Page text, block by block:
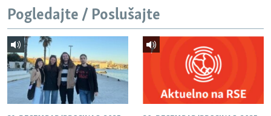
SVE KARTE DEJTONA
NASTANAK I RASPAD JUGOSLAVIJE
Pogledajte / Poslušajte